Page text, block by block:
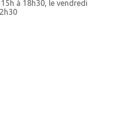
à 18h30, le vendredi